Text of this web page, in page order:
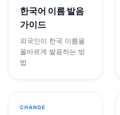
한국어 이름 발음
가이드
외국인이 한국 이름을
올바르게 발음하는 방
법
CHANGE